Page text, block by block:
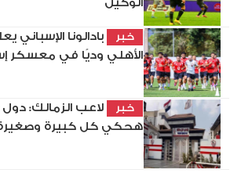
الوكيل
خبر
بادالونا الإسباني
الأهلي وديًا في معسكر
خبر
لاعب الزمالك:
هحكي كل كبيرة